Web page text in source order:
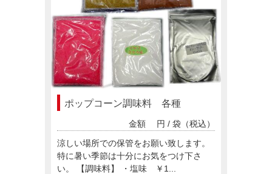
ポップコーン調味料 各種
金額
円 / 袋（税込）
涼しい場所での保管をお願い致します。
特に暑い季節は十分にお気をつけ下さ
い。 【調味料】 ・塩味 ￥1...